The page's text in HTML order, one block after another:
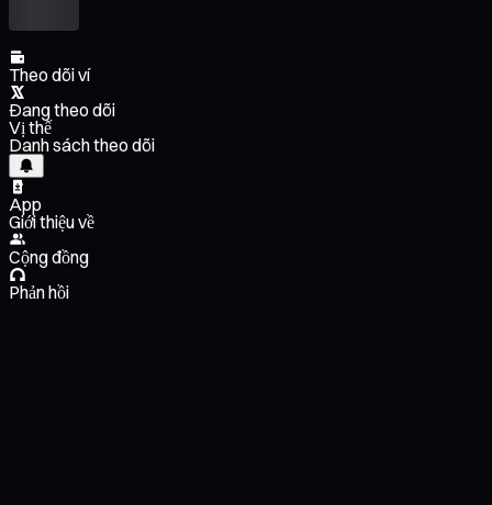
Theo dõi ví
Đang theo dõi
Vị thế
Danh sách theo dõi
App
Giới thiệu về
Cộng đồng
Phản hồi